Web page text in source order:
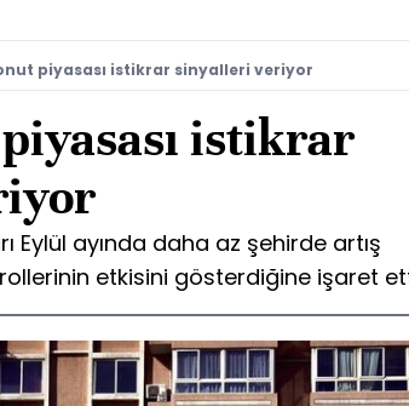
piyasası istikrar sinyalleri veriyor
istikrar
Eylül ayında daha az şehirde artış
etkisini gösterdiğine işaret